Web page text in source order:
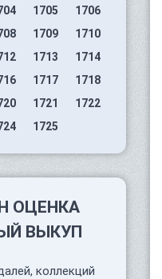
1705
1706
1709
1710
1713
1714
1717
1718
1721
1722
1725
ОЦЕНКА
ВЫКУП
коллекций